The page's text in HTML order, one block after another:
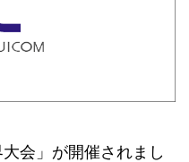
会」が開催されまし